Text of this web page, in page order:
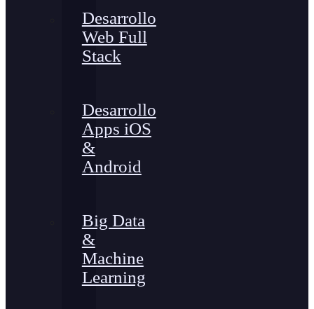
Desarrollo
Web Full
Stack
Desarrollo
Apps iOS
&
Android
Big Data
&
Machine
Learning